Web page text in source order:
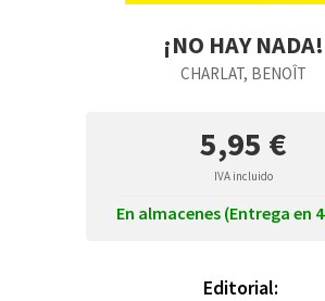
¡NO HAY NADA!
CHARLAT, BENOÎT
5,95 €
IVA incluido
En almacenes (Entrega en
Editorial: